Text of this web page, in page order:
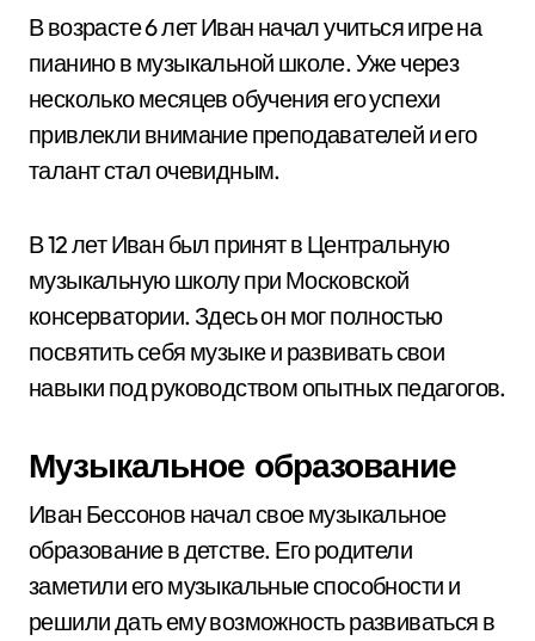
В возрасте 6 лет Иван начал учиться игре на
пианино в музыкальной школе. Уже через
несколько месяцев обучения его успехи
привлекли внимание преподавателей и его
талант стал очевидным.
В 12 лет Иван был принят в Центральную
музыкальную школу при Московской
консерватории. Здесь он мог полностью
посвятить себя музыке и развивать свои
навыки под руководством опытных педагогов.
Музыкальное образование
Иван Бессонов начал свое музыкальное
образование в детстве. Его родители
заметили его музыкальные способности и
решили дать ему возможность развиваться в